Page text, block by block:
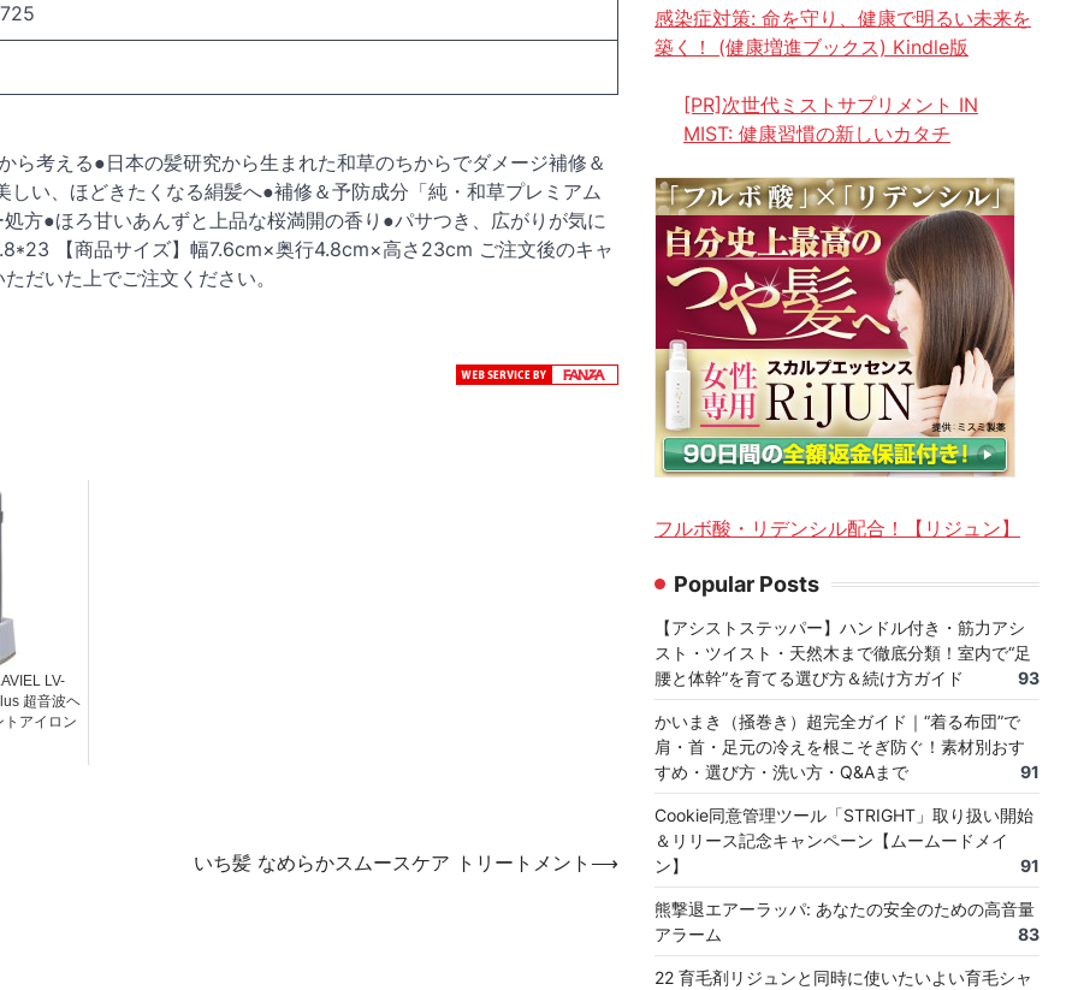
考える●日本の髪研究から生まれた和草のちからでダメージ補修＆
い、ほどきたくなる絹髪へ●補修＆予防成分「純・和草プレミアム
方●ほろ甘いあんずと上品な桜満開の香り●パサつき、広がりが気に
【商品サイズ】幅7.6cm×奥行4.8cm×高さ23cm ご注文後のキャ
だいた上でご注文ください。
LV-
超音波ヘ
トアイロン
いち髪 なめらかスムースケア トリートメント ⟶
感染症対策: 命を守り、健康で明るい未来を
築く！ (健康増進ブックス) Kindle版
[PR]次世代ミストサプリメント IN
MIST: 健康習慣の新しいカタチ
フルボ酸・リデンシル配合！【リジュン】
Popular Posts
【アシストステッパー】ハンドル付き・筋力アシ
スト・ツイスト・天然木まで徹底分類！室内で“足
腰と体幹”を育てる選び方＆続け方ガイド
93
かいまき（掻巻き）超完全ガイド｜“着る布団”で
肩・首・足元の冷えを根こそぎ防ぐ！素材別おす
すめ・選び方・洗い方・Q&Aまで
91
Cookie同意管理ツール「STRIGHT」取り扱い開始
＆リリース記念キャンペーン【ムームードメイ
ン】
91
熊撃退エアーラッパ: あなたの安全のための高音量
アラーム
83
22 育毛剤リジュンと同時に使いたいよい育毛シャ